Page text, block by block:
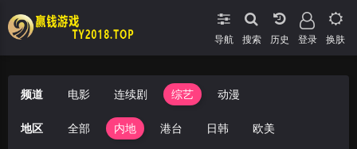
导航 搜索 登录 换肤
频道 电影 连续剧 综艺 动漫
地区 全部 内地 港台 日韩 欧美